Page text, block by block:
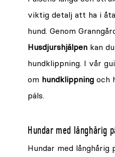
viktig detalj att ha i
hund. Genom
Husdjurshjälpen kan
hundklippning. I vår
om hundklippning och
päls.
Hundar med långhårig
Hundar med långhårig